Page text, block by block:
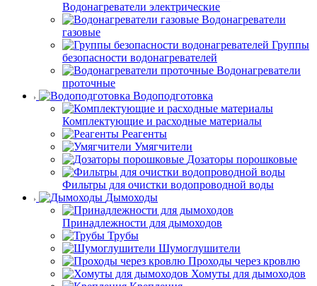
Водонагреватели электрические
Водонагреватели
газовые
Группы
безопасности водонагревателей
Водонагреватели
проточные
Водоподготовка
Комплектующие и расходные материалы
Реагенты
Умягчители
Дозаторы порошковые
Фильтры для очистки водопроводной воды
Дымоходы
Принадлежности для дымоходов
Трубы
Шумоглушители
Проходы через кровлю
Хомуты для дымоходов